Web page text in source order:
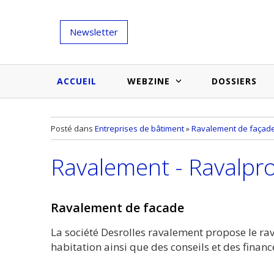
Newsletter
ACCUEIL WEBZINE
Salons et évènementiels
Médias du bâtiment
Etudes et enquêtes
DOSSIERS
Annuaire
Actualités des membres
Une idée
Posté dans Entreprises de bâtiment»Ravalement de
Ravalement -
Ravalement de facade
La société Desrolles ravalement propose le
habitation ainsi que des conseils et des